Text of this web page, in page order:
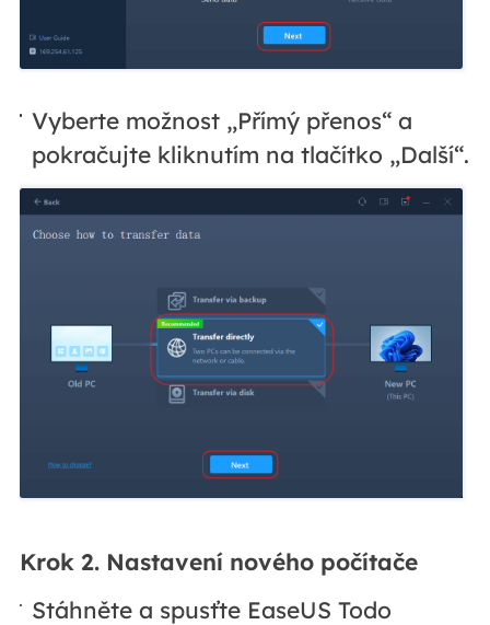
Vyberte možnost „Přímý přenos“ a
pokračujte kliknutím na tlačítko „Další“.
Krok 2. Nastavení nového počítače
Stáhněte a spusťte EaseUS Todo